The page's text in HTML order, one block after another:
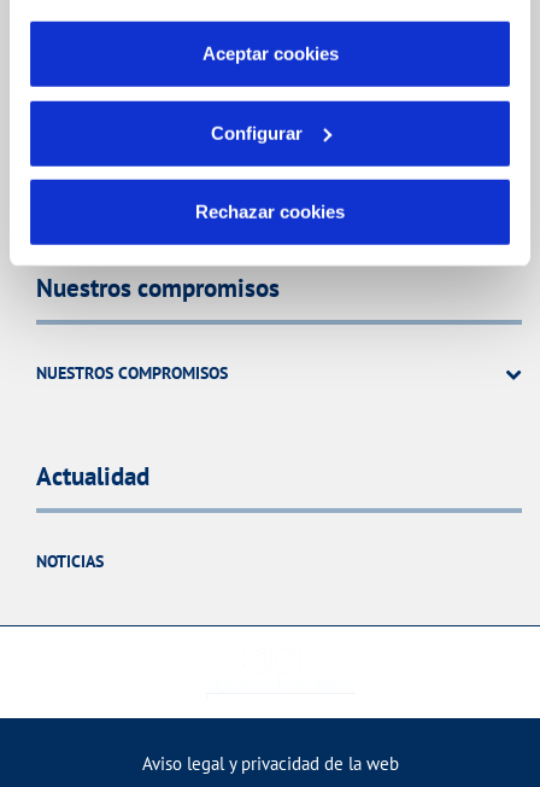
por tanto no se pueden desactivar. Puedes consultar
más información en nuestraPolítica de Cookies
Aceptar cookies
Configurar
Rechazar cookies
CÓDIGO ÉTICO
SISTEMAS DE GESTIÓN Y CERTIFICADOS
CONTRATACIÓN
Nuestros compromisos
NUESTROS COMPROMISOS
Actualidad
NOTICIAS
Aviso legal y privacidad de la web